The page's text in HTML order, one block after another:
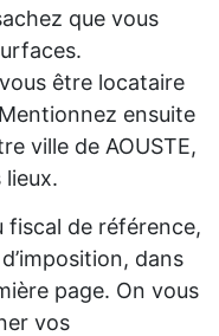
que vous
être locataire
ensuite
ville de AOUSTE,
lieux.
fiscal de référence,
dans
page. On vous
vos